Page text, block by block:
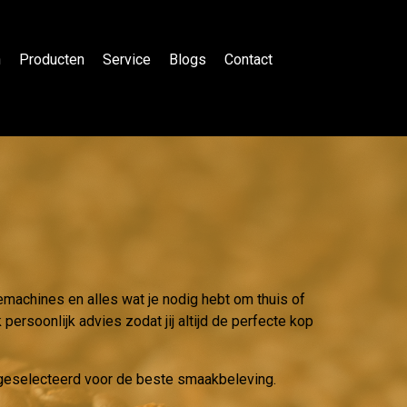
Producten Service Blogs Contact
en alles wat je nodig hebt om thuis of
advies zodat jij altijd de perfecte kop
voor de beste smaakbeleving.